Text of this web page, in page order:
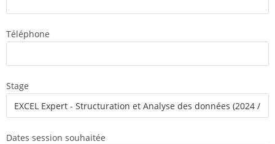
Téléphone
Stage
Dates session souhaitée